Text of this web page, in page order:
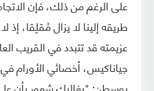
على الرغم من ذلك، فإن
طريقه إلينا لا يزال مُقلِقا، إذ
عزيمته قد تتبدد في القريب
جياناكيس، أخصائي الأورام